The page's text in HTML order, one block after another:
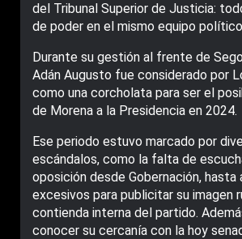
del Tribunal Superior de Justicia:
de poder en el mismo equipo
Durante su gestión al frente de
Adán Augusto fue considerado por
como una corcholata para ser el
de Morena a la Presidencia en 2024.
Ese periodo estuvo marcado por
escándalos, como la falta de
oposición desde Gobernación, hasta
excesivos para publicitar su imagen
contienda interna del partido.
conocer su cercanía con la hoy